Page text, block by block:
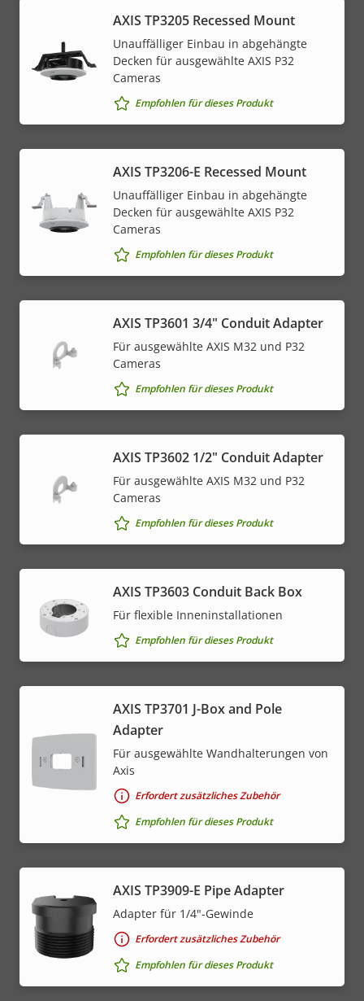
AXIS TP3205 Recessed Mount
Unauffälliger Einbau in abgehängte
Decken für ausgewählte AXIS P32
Cameras
Empfohlen für dieses Produkt
AXIS TP3206-E Recessed Mount
Unauffälliger Einbau in abgehängte
Decken für ausgewählte AXIS P32
Cameras
Empfohlen für dieses Produkt
AXIS TP3601 3/4" Conduit Adapter
Für ausgewählte AXIS M32 und P32
Cameras
Empfohlen für dieses Produkt
AXIS TP3602 1/2" Conduit Adapter
Für ausgewählte AXIS M32 und P32
Cameras
Empfohlen für dieses Produkt
AXIS TP3603 Conduit Back Box
Für flexible Inneninstallationen
Empfohlen für dieses Produkt
AXIS TP3701 J-Box and Pole
Adapter
Für ausgewählte Wandhalterungen von
Axis
Erfordert zusätzliches Zubehör
Empfohlen für dieses Produkt
AXIS TP3909-E Pipe Adapter
Adapter für 1/4"-Gewinde
Erfordert zusätzliches Zubehör
Empfohlen für dieses Produkt